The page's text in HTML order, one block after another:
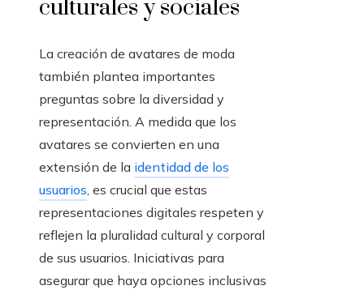
culturales y sociales
La creación de avatares de moda
también plantea importantes
preguntas sobre la diversidad y
representación. A medida que los
avatares se convierten en una
extensión de la identidad de los
usuarios, es crucial que estas
representaciones digitales respeten y
reflejen la pluralidad cultural y corporal
de sus usuarios. Iniciativas para
asegurar que haya opciones inclusivas